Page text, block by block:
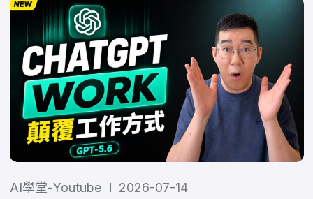
AI學堂-Youtube 2026-07-14